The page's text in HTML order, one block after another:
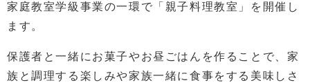
家庭教室学級事業の一環で「親子料理教室」を開催し
ます。
保護者と一緒にお菓子やお昼ごはんを作ることで、家
族と調理する楽しみや家族一緒に食事をする美味しさ